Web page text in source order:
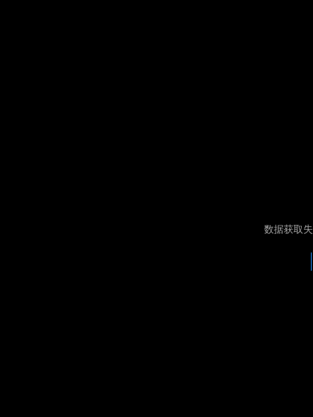
数据获取